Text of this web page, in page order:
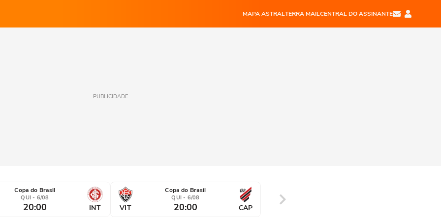
MAPA ASTRALTERRA MAILCENTRAL DO ASSINANTE
PUBLICIDADE
Copa do Brasil
QUI - 6/08
20:00 INT VIT
Copa do Brasil
QUI - 6/08
20:00 CAP